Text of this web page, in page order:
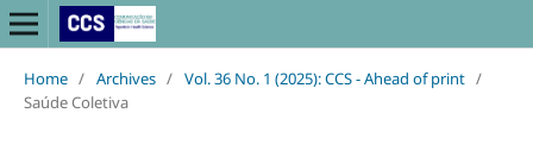
Home / Archives / Vol. 36 No. 1 (2025): CCS - Ahead of print /
Saúde Coletiva